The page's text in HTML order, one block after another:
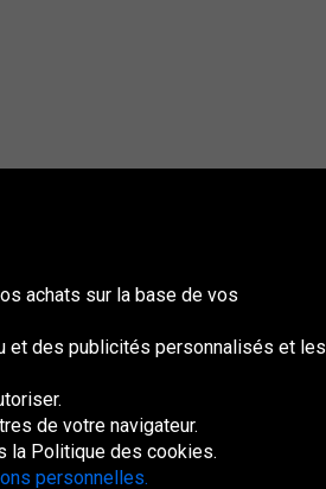
United
Kingdom
achats sur la base de vos
et des publicités personnalisés et les
de votre navigateur.
la Politique des cookies.
personnelles.